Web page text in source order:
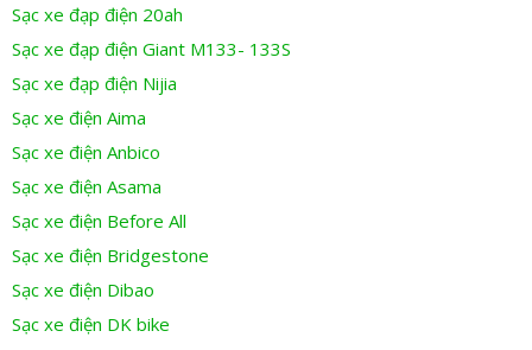
Sạc xe đạp điện 20ah
Sạc xe đạp điện Giant M133- 133S
Sạc xe đạp điện Nijia
Sạc xe điện Aima
Sạc xe điện Anbico
Sạc xe điện Asama
Sạc xe điện Before All
Sạc xe điện Bridgestone
Sạc xe điện Dibao
Sạc xe điện DK bike